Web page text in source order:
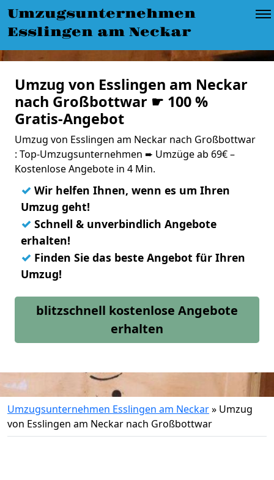
Umzugsunternehmen
Esslingen am Neckar
Umzug von Esslingen am Neckar
nach Großbottwar ☛ 100 %
Gratis-Angebot
Umzug von Esslingen am Neckar nach Großbottwar
: Top-Umzugsunternehmen ➨ Umzüge ab 69€ –
Kostenlose Angebote in 4 Min.
✓ Wir helfen Ihnen, wenn es um Ihren
Umzug geht!
✓ Schnell & unverbindlich Angebote
erhalten!
✓ Finden Sie das beste Angebot für Ihren
Umzug!
blitzschnell kostenlose Angebote
erhalten
Umzugsunternehmen Esslingen am Neckar» Umzug
von Esslingen am Neckar nach Großbottwar